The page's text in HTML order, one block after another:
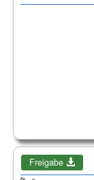
Freigabe